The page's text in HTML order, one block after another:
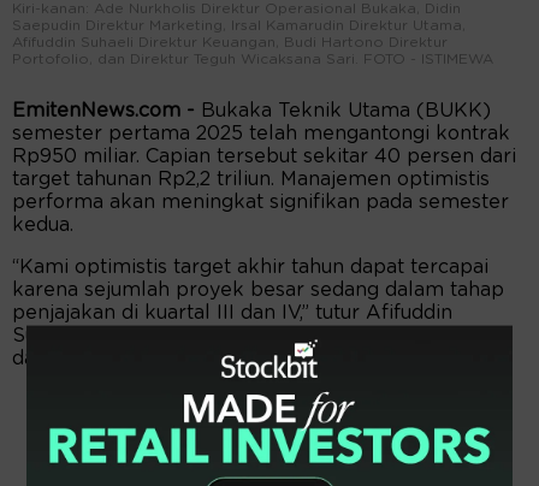
Kiri-kanan: Ade Nurkholis Direktur Operasional Bukaka, Didin
Saepudin Direktur Marketing, Irsal Kamarudin Direktur Utama,
Afifuddin Suhaeli Direktur Keuangan, Budi Hartono Direktur
Portofolio, dan Direktur Teguh Wicaksana Sari. FOTO - ISTIMEWA
EmitenNews.com - Bukaka Teknik Utama (BUKK)
semester pertama 2025 telah mengantongi kontrak
Rp950 miliar. Capian tersebut sekitar 40 persen dari
target tahunan Rp2,2 triliun. Manajemen optimistis
performa akan meningkat signifikan pada semester
kedua.
“Kami optimistis target akhir tahun dapat tercapai
karena sejumlah proyek besar sedang dalam tahap
penjajakan di kuartal III dan IV,” tutur Afifuddin
Suhaeli, Direktur Keuangan Bukaka Teknik Utama,
dalam keterangan resmi.